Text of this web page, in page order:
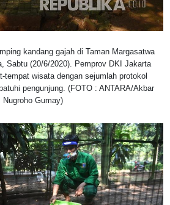
kandang gajah di Taman Margasatwa
Sabtu (20/6/2020). Pemprov DKI Jakarta
tempat wisata dengan sejumlah protokol
pengunjung. (FOTO : ANTARA/Akbar
Nugroho Gumay)